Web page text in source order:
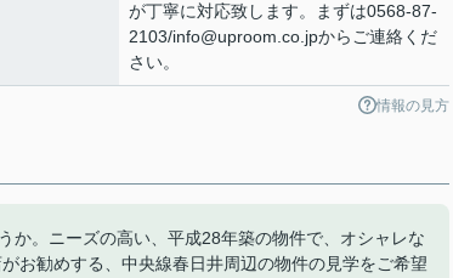
が丁寧に対応致します。まずは0568-87-
2103/info@uproom.co.jpからご連絡くだ
さい。
情報の見方
か。ニーズの高い、平成28年築の物件で、オシャレな
お勧めする、中央線春日井周辺の物件の見学をご希望